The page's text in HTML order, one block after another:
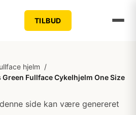
TILBUD
hjelm /
Green Fullface Cykelhjelm One Size
side kan være genereret